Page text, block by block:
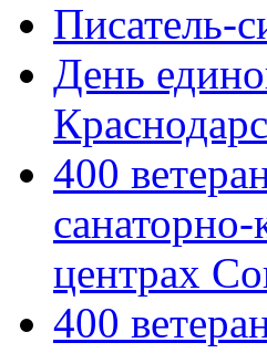
Писатель-
День
400
центрах
400